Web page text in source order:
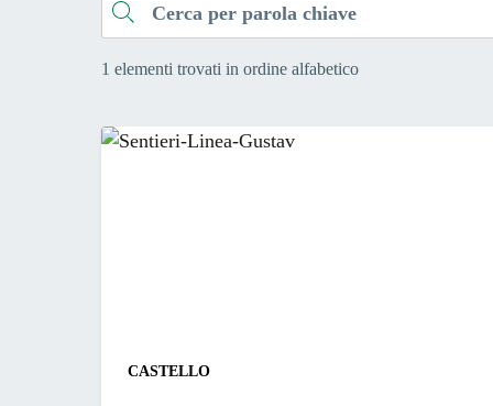
Cerca
1 elementi trovati in ordine alfabetico
CASTELLO